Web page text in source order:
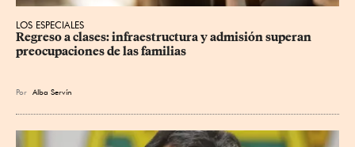
LOS ESPECIALES
Regreso a clases: infraestructura y admisión superan
preocupaciones de las familias
Por Alba Servín